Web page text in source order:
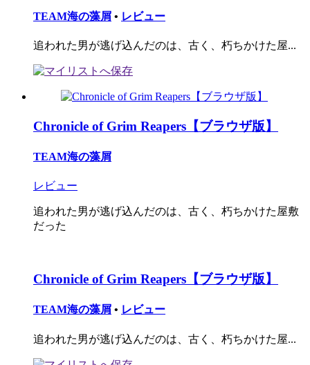
TEAM海の藻屑 • レビュー
追われた男が逃げ込んだのは、古く、朽ちかけた屋...
Chronicle of Grim Reapers【ブラウザ版】
TEAM海の藻屑
レビュー
追われた男が逃げ込んだのは、古く、朽ちかけた屋敷
だった
Chronicle of Grim Reapers【ブラウザ版】
TEAM海の藻屑 • レビュー
追われた男が逃げ込んだのは、古く、朽ちかけた屋...